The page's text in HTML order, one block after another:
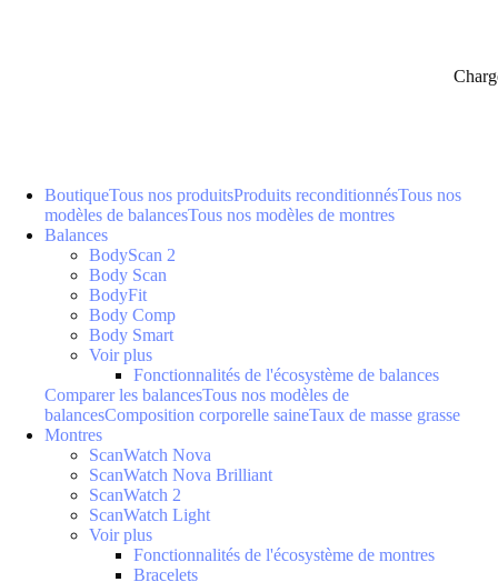
BoutiqueTous nos produitsProduits reconditionnésTous nos
modèles de balancesTous nos modèles de montres
Balances
BodyScan 2
Body Scan
BodyFit
Body Comp
Body Smart
Voir plus
Fonctionnalités de l'écosystème de balances
Comparer les balancesTous nos modèles de
balancesComposition corporelle saineTaux de masse grasse
Montres
ScanWatch Nova
ScanWatch Nova Brilliant
ScanWatch 2
ScanWatch Light
Voir plus
Fonctionnalités de l'écosystème de montres
Bracelets